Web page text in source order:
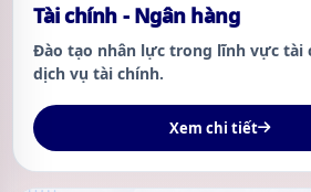
Tài chính - Ngân hàng
Đào tạo nhân lực trong lĩnh vực tài
dịch vụ tài chính.
Xem chi tiết